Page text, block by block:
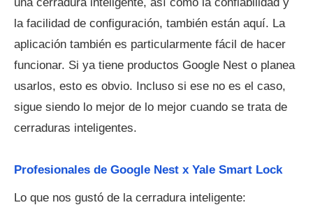
la facilidad de configuración, también están aquí. La
aplicación también es particularmente fácil de hacer
funcionar. Si ya tiene productos Google Nest o planea
usarlos, esto es obvio. Incluso si ese no es el caso,
sigue siendo lo mejor de lo mejor cuando se trata de
cerraduras inteligentes.
Profesionales de Google Nest x Yale Smart Lock
Lo que nos gustó de la cerradura inteligente: